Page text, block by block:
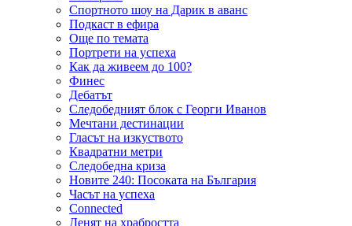
Спортното шоу на Дарик в аванс
Подкаст в ефира
Още по темата
Портрети на успеха
Как да живеем до 100?
Финес
Дебатът
Следобедният блок с Георги Иванов
Мечтани дестинации
Гласът на изкуството
Квадратни метри
Следобедна криза
Новите 240: Посоката на България
Часът на успеха
Connected
Денят на храбростта